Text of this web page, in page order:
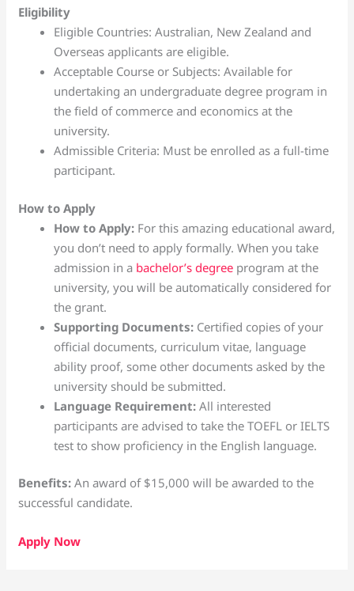
Eligibility
Eligible Countries: Australian, New Zealand and
Overseas applicants are eligible.
Acceptable Course or Subjects: Available for
undertaking an undergraduate degree program in
the field of commerce and economics at the
university.
Admissible Criteria: Must be enrolled as a full-time
participant.
How to Apply
How to Apply: For this amazing educational award,
you don’t need to apply formally. When you take
admission in a bachelor’s degree program at the
university, you will be automatically considered for
the grant.
Supporting Documents: Certified copies of your
official documents, curriculum vitae, language
ability proof, some other documents asked by the
university should be submitted.
Language Requirement:All interested
participants are advised to take the TOEFL or IELTS
test to show proficiency in the English language.
Benefits:An award of $15,000 will be awarded to the
successful candidate.
Apply Now